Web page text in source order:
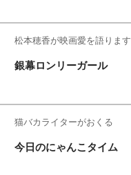
松本穂香が映画愛を語ります
銀幕ロンリーガール
猫バカライターがおくる
今日のにゃんこタイム